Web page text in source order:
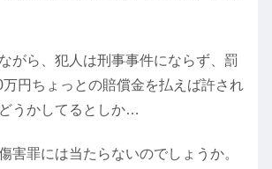
がら、犯人は刑事事件にならず、罰
円ちょっとの賠償金を払えば許され
うかしてるとしか…
害罪には当たらないのでしょうか。